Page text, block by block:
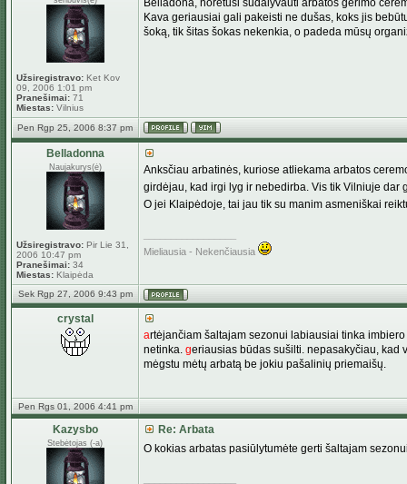
Užsiregistravo: Ket Kov
09, 2006 1:01 pm
Pranešimai: 71
Miestas: Vilnius
Belladona, norėtusi sudalyvauti arbatos gėrimo
Kava geriausiai gali pakeisti ne dušas, koks jis
šoką, tik šitas šokas nekenkia, o padeda mūsų
Pen Rgp 25, 2006 8:37 pm
Belladonna
Naujakurys(ė)
Užsiregistravo: Pir Lie 31,
2006 10:47 pm
Pranešimai: 34
Miestas: Klaipėda
Anksčiau arbatinės, kuriose atliekama arbatos
girdėjau, kad irgi lyg ir nebedirba. Vis tik Vilniuje dar
O jei Klaipėdoje, tai jau tik su manim asmeniškai
Mieliausia - Nekenčiausia
Sek Rgp 27, 2006 9:43 pm
crystal
artėjančiam šaltajam sezonui labiausiai tinka
netinka. geriausias būdas sušilti. nepasakyčiau, kad
mėgstu mėtų arbatą be jokiu pašalinių priemaišų.
Pen Rgs 01, 2006 4:41 pm
Kazysbo
Stebėtojas (-a)
Re: Arbata
O kokias arbatas pasiūlytumėte gerti šaltajam